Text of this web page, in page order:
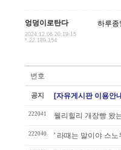
엉덩이로탄다
2024.12.06 20:19:15
*.22.189.154
하루종
번호
공지 [자유게시판 이용안
222041 웰리힐리 개장빵 왔
222040 ' 라때